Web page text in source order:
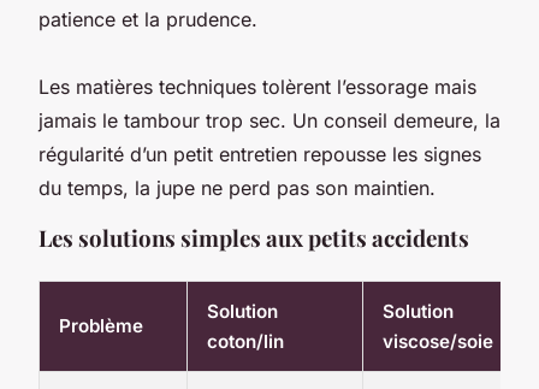
patience et la prudence.
Les matières techniques tolèrent l’essorage mais
jamais le tambour trop sec. Un conseil demeure, la
régularité d’un petit entretien repousse les signes
du temps, la jupe ne perd pas son maintien.
Les solutions simples aux petits accidents
Problème
Solution
coton/lin
Solution
viscose/soie